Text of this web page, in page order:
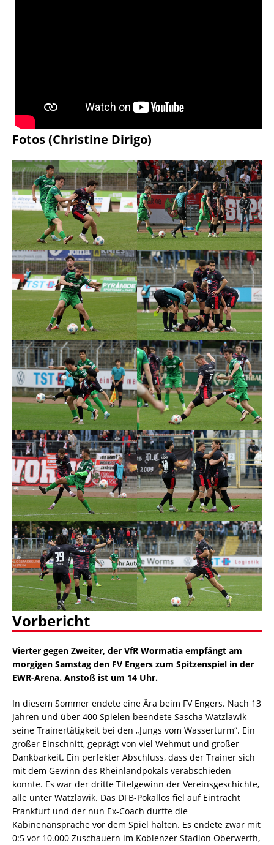
Fotos (Christine Dirigo)
Vorbericht
Vierter gegen Zweiter, der VfR Wormatia empfängt am
morgigen Samstag den FV Engers zum Spitzenspiel in der
EWR-Arena. Anstoß ist um 14 Uhr.
In diesem Sommer endete eine Ära beim FV Engers. Nach 13
Jahren und über 400 Spielen beendete Sascha Watzlawik
seine Trainertätigkeit bei den „Jungs vom Wasserturm“. Ein
großer Einschnitt, geprägt von viel Wehmut und großer
Dankbarkeit. Ein perfekter Abschluss, dass der Trainer sich
mit dem Gewinn des Rheinlandpokals verabschieden
konnte. Es war der dritte Titelgewinn der Vereinsgeschichte,
alle unter Watzlawik. Das DFB-Pokallos fiel auf Eintracht
Frankfurt und der nun Ex-Coach durfte die
Kabinenansprache vor dem Spiel halten. Es endete zwar mit
0:5 vor 10.000 Zuschauern im Koblenzer Stadion Oberwerth,